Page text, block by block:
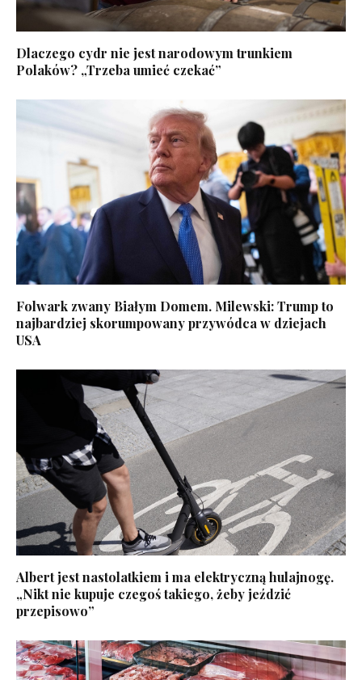
Dlaczego cydr nie jest narodowym trunkiem
Polaków? „Trzeba umieć czekać”
Folwark zwany Białym Domem. Milewski: Trump to
najbardziej skorumpowany przywódca w dziejach
USA
Albert jest nastolatkiem i ma elektryczną hulajnogę.
„Nikt nie kupuje czegoś takiego, żeby jeździć
przepisowo”